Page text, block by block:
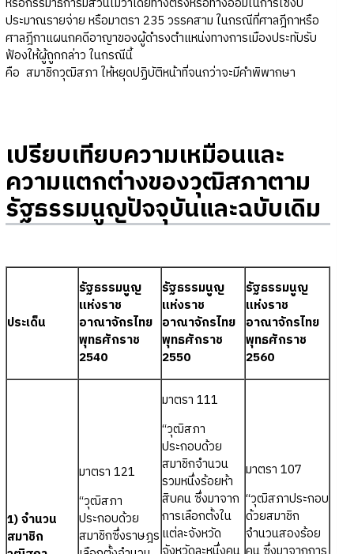
ประมาณรายจ่าย หรือมาตรา 235 วรรคสาม ในกรณีที่ศาลฎีกาหรือ
ศาลฎีกาแผนกคดีอาญาของผู้ดำรงตำแหน่งทางการเมืองประทับรับ
ฟ้องให้ผู้ถูกกล่าว ในกรณีนี้
คือ สมาชิกวุฒิสภา ให้หยุดปฏิบัติหน้าที่จนกว่าจะมีคำพิพากษา
เปรียบเทียบความเหมือนและ
ความแตกต่างของวุฒิสภาตาม
รัฐธรรมนูญปัจจุบันและฉบับเดิม
ประเด็น
รัฐธรรมนูญ
แห่งราช
อาณาจักรไทย
พุทธศักราช
2540
รัฐธรรมนูญ
แห่งราช
อาณาจักรไทย
พุทธศักราช
2550
รัฐธรรมนูญ
แห่งราช
อาณาจักรไทย
พุทธศักราช
2560
1) จำนวน
สมาชิก
มาตรา 121
“วุฒิสภา
ประกอบด้วย
สมาชิกซึ่งราษฎร
มาตรา 111
“วุฒิสภา
ประกอบด้วย
สมาชิกจำนวน
รวมหนึ่งร้อยห้า
สิบคน ซึ่งมาจาก
การเลือกตั้งใน
แต่ละจังหวัด
มาตรา 107
“วุฒิสภาประกอบ
ด้วยสมาชิก
จำนวนสองร้อย